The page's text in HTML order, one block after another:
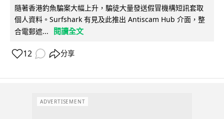
隨著香港釣魚騙案大幅上升，騙徒大量發送假冒機構短訊套取
個人資料。Surfshark 有見及此推出 Antiscam Hub 介面，整
合電郵遮...
閱讀全文
12 分享
ADVERTISEMENT